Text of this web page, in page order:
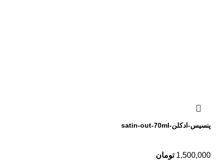
پنسیس-ادکلن-satin-out-70ml
1,500,000 تومان